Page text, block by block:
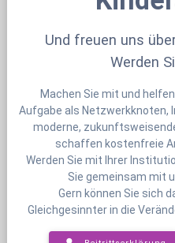
Und freuen uns
Werden
Machen Sie mit und
Aufgabe als Netzwerkknoten,
moderne,
schaffen kostenfreie
Werden Sie mit Ihrer
Sie gemeinsam mit
Gern können Sie sich
Gleichgesinnter in die